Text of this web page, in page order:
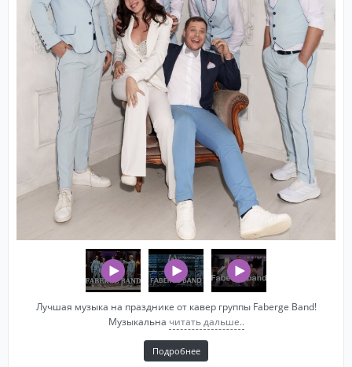
Лучшая музыка на празднике от кавер группы Faberge Band!
Музыкальна читать дальше..
Подробнее